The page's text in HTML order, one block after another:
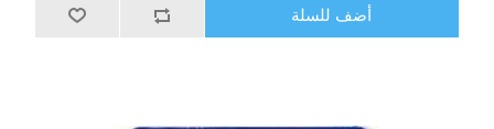
أضف للسلة